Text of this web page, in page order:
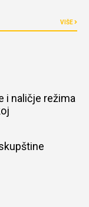
VIŠE
i naličje režima